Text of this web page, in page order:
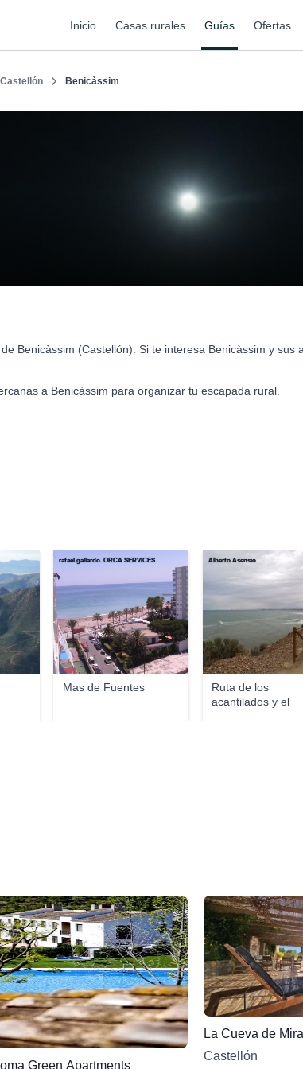
Inicio Casas rurales Guías Ofertas
Castellón Benicàssim
Benicàssim (Castellón). Si te interesa Benicàssim y
a Benicàssim para organizar tu escapada rural.
Mas de Fuentes
rafael gallardo. ORCA SERVICES
Ruta de los
acantilados y el
Alberto Asensio
Green Apartments
La Cueva de
Castellón